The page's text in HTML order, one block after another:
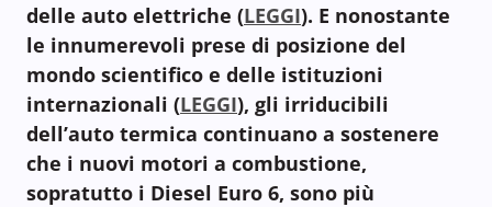
delle auto elettriche (LEGGI). E nonostante
le innumerevoli prese di posizione del
mondo scientifico e delle istituzioni
internazionali (LEGGI), gli irriducibili
dell’auto termica continuano a sostenere
che i nuovi motori a combustione,
sopratutto i Diesel Euro 6, sono più